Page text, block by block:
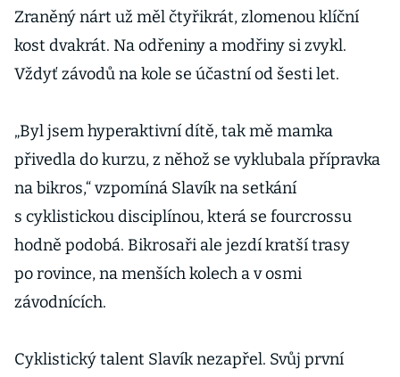
Zraněný nárt už měl čtyřikrát, zlomenou klíční
kost dvakrát. Na odřeniny a modřiny si zvykl.
Vždyť závodů na kole se účastní od šesti let.
„Byl jsem hyperaktivní dítě, tak mě mamka
přivedla do kurzu, z něhož se vyklubala přípravka
na bikros,“ vzpomíná Slavík na setkání
s cyklistickou disciplínou, která se fourcrossu
hodně podobá. Bikrosaři ale jezdí kratší trasy
po rovince, na menších kolech a v osmi
závodnících.
Cyklistický talent Slavík nezapřel. Svůj první